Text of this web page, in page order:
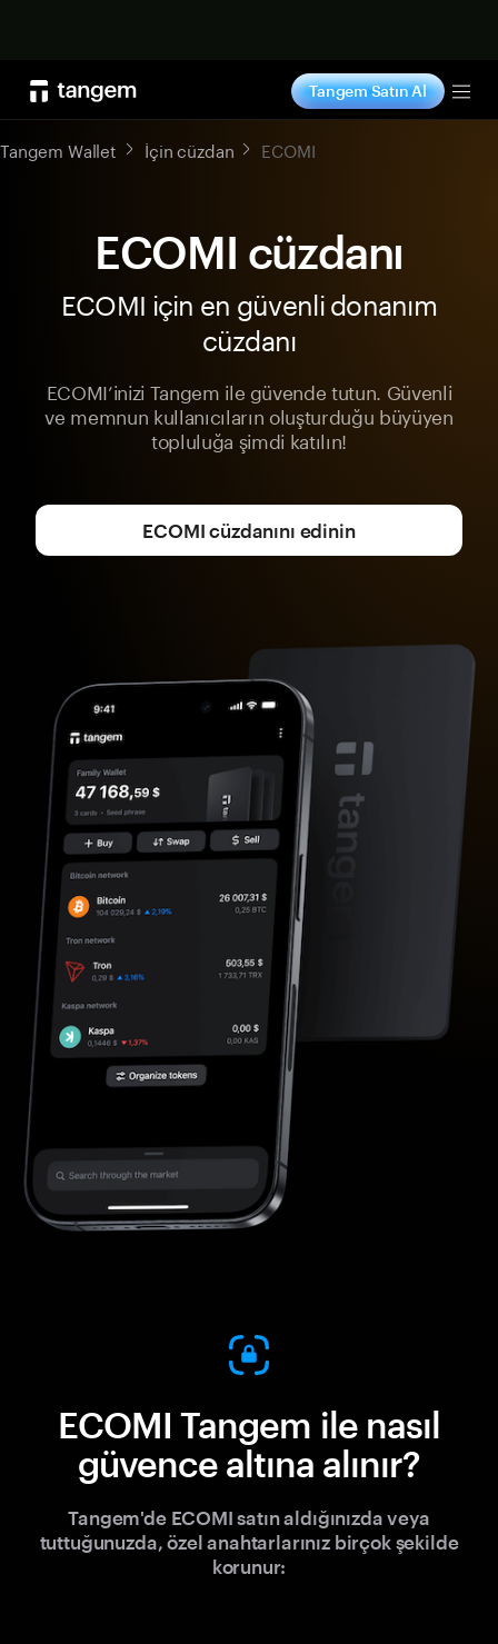
Tangem Satın Al
Tangem Wallet İçin cüzdan ECOMI
ECOMI cüzdanı
ECOMI için en güvenli donanım
cüzdanı
ECOMI’inizi Tangem ile güvende tutun. Güvenli
ve memnun kullanıcıların oluşturduğu büyüyen
topluluğa şimdi katılın!
ECOMI cüzdanını edinin
ECOMI Tangem ile nasıl
güvence altına alınır?
Tangem'de ECOMI satın aldığınızda veya
tuttuğunuzda, özel anahtarlarınız birçok şekilde
korunur: